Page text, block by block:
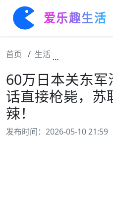
爱乐趣生活
首页 生活
60万日本关东
话直接枪毙，苏
辣！
发布时间：2026-05-10 21:59